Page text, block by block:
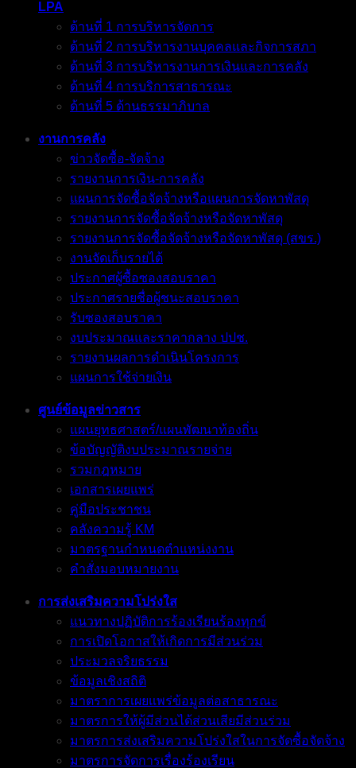
LPA
ด้านที่ 1 การบริหารจัดการ
ด้านที่ 2 การบริหารงานบุคคลและกิจการสภา
ด้านที่ 3 การบริหารงานการเงินและการคลัง
ด้านที่ 4 การบริการสาธารณะ
ด้านที่ 5 ด้านธรรมาภิบาล
งานการคลัง
ข่าวจัดซื้อ-จัดจ้าง
รายงานการเงิน-การคลัง
แผนการจัดซื้อจัดจ้างหรือแผนการจัดหาพัสดุ
รายงานการจัดซื้อจัดจ้างหรือจัดหาพัสดุ
รายงานการจัดซื้อจัดจ้างหรือจัดหาพัสดุ (สขร.)
งานจัดเก็บรายได้
ประกาศผู้ซื้อซองสอบราคา
ประกาศรายชื่อผู้ชนะสอบราคา
รับซองสอบราคา
งบประมาณและราคากลาง ปปช.
รายงานผลการดำเนินโครงการ
แผนการใช้จ่ายเงิน
ศูนย์ข้อมูลข่าวสาร
แผนยุทธศาสตร์/แผนพัฒนาท้องถิ่น
ข้อบัญญัติงบประมาณรายจ่าย
รวมกฎหมาย
เอกสารเผยแพร่
คู่มือประชาชน
คลังความรู้ KM
มาตรฐานกำหนดตำแหน่งงาน
คำสั่งมอบหมายงาน
การส่งเสริมความโปร่งใส
แนวทางปฏิบัติการร้องเรียนร้องทุกข์
การเปิดโอกาสให้เกิดการมีส่วนร่วม
ประมวลจริยธรรม
ข้อมูลเชิงสถิติ
มาตราการเผยแพร่ข้อมูลต่อสาธารณะ
มาตรการให้ผู้มีส่วนได้ส่วนเสียมีส่วนร่วม
มาตรการส่งเสริมความโปร่งใสในการจัดซื้อจัดจ้าง
มาตรการจัดการเรื่องร้องเรียน